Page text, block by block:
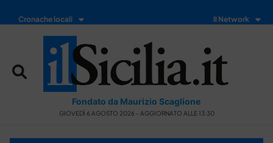
Cronache locali Il Network
Fondato da Maurizio Scaglione
GIOVEDÌ 6 AGOSTO 2026 - AGGIORNATO ALLE 13:30